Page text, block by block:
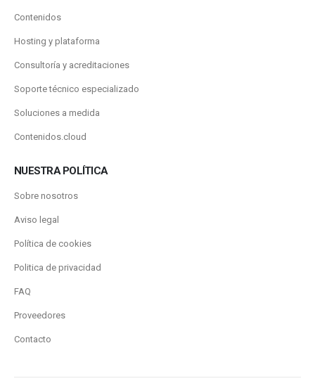
Contenidos
Hosting y plataforma
Consultoría y acreditaciones
Soporte técnico especializado
Soluciones a medida
Contenidos.cloud
NUESTRA POLÍTICA
Sobre nosotros
Aviso legal
Política de cookies
Politica de privacidad
FAQ
Proveedores
Contacto